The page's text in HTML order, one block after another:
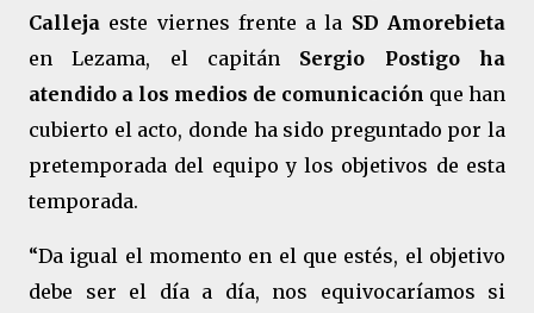
Calleja este viernes frente a la SD Amorebieta
en Lezama, el capitán Sergio Postigo ha
atendido a los medios de comunicación que han
cubierto el acto, donde ha sido preguntado por la
pretemporada del equipo y los objetivos de esta
temporada.
“Da igual el momento en el que estés, el objetivo
debe ser el día a día, nos equivocaríamos si